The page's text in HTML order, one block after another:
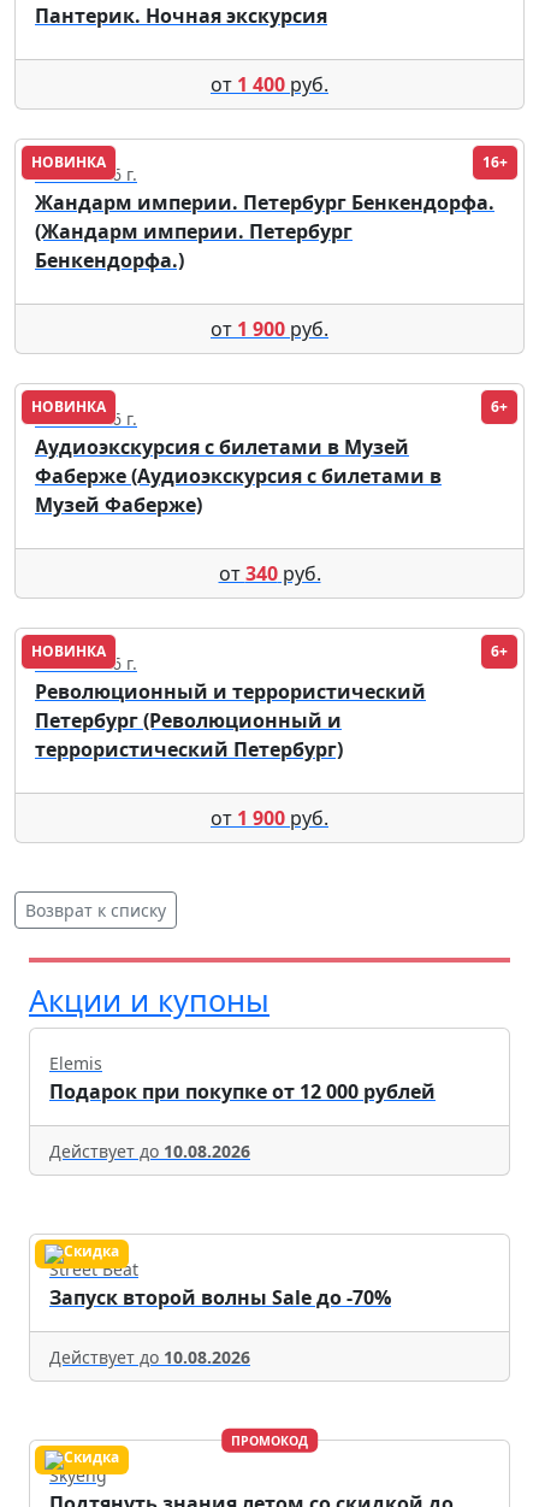
Пантерик. Ночная экскурсия
от 1 400 руб.
НОВИНКА 16+
09.08.2026 г.
Жандарм империи. Петербург Бенкендорфа.
(Жандарм империи. Петербург
Бенкендорфа.)
от 1 900 руб.
НОВИНКА 6+
09.08.2026 г.
Аудиоэкскурсия с билетами в Музей
Фаберже (Аудиоэкскурсия с билетами в
Музей Фаберже)
от340руб.
НОВИНКА 6+
09.08.2026 г.
Революционный и террористический
Петербург (Революционный и
террористический Петербург)
от 1 900 руб.
Возврат к списку
Акции и купоны
Elemis
Подарок при покупке от 12 000 рублей
Действует до 10.08.2026
Street Beat
Запуск второй волны Sale до -70%
Действует до 10.08.2026
ПРОМОКОД
Skyeng